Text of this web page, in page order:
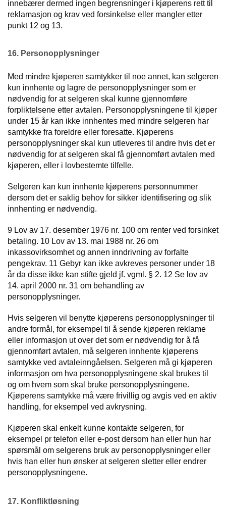
innebærer dermed ingen begrensninger i kjøperens rett til
reklamasjon og krav ved forsinkelse eller mangler etter
punkt 12 og 13.
16. Personopplysninger
Med mindre kjøperen samtykker til noe annet, kan selgeren
kun innhente og lagre de personopplysninger som er
nødvendig for at selgeren skal kunne gjennomføre
forpliktelsene etter avtalen. Personopplysningene til kjøper
under 15 år kan ikke innhentes med mindre selgeren har
samtykke fra foreldre eller foresatte. Kjøperens
personopplysninger skal kun utleveres til andre hvis det er
nødvendig for at selgeren skal få gjennomført avtalen med
kjøperen, eller i lovbestemte tilfelle.
Selgeren kan kun innhente kjøperens personnummer
dersom det er saklig behov for sikker identifisering og slik
innhenting er nødvendig.
9 Lov av 17. desember 1976 nr. 100 om renter ved forsinket
betaling. 10 Lov av 13. mai 1988 nr. 26 om
inkassovirksomhet og annen inndrivning av forfalte
pengekrav. 11 Gebyr kan ikke avkreves personer under 18
år da disse ikke kan stifte gjeld jf. vgml. § 2. 12 Se lov av
14. april 2000 nr. 31 om behandling av
personopplysninger.
Hvis selgeren vil benytte kjøperens personopplysninger til
andre formål, for eksempel til å sende kjøperen reklame
eller informasjon ut over det som er nødvendig for å få
gjennomført avtalen, må selgeren innhente kjøperens
samtykke ved avtaleinngåelsen. Selgeren må gi kjøperen
informasjon om hva personopplysningene skal brukes til
og om hvem som skal bruke personopplysningene.
Kjøperens samtykke må være frivillig og avgis ved en aktiv
handling, for eksempel ved avkrysning.
Kjøperen skal enkelt kunne kontakte selgeren, for
eksempel pr telefon eller e-post dersom han eller hun har
spørsmål om selgerens bruk av personopplysninger eller
hvis han eller hun ønsker at selgeren sletter eller endrer
personopplysningene.
17. Konfliktløsning